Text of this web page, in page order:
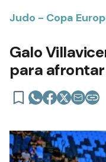
Judo - Copa
Galo
para